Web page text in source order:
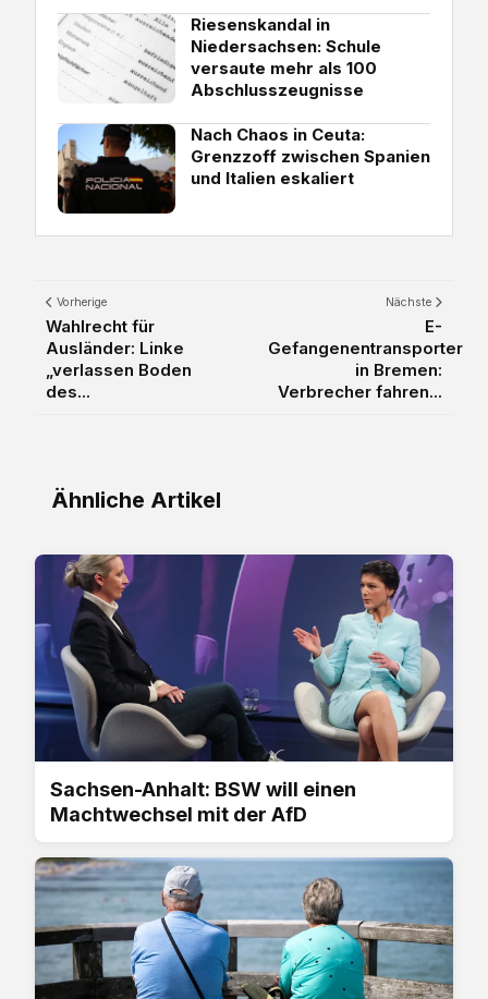
Riesenskandal in
Niedersachsen: Schule
versaute mehr als 100
Abschlusszeugnisse
Nach Chaos in Ceuta:
Grenzzoff zwischen Spanien
und Italien eskaliert
Vorherige
Wahlrecht für
Ausländer: Linke
„verlassen Boden
des...
Nächste
E-
Gefangenentransporter
in Bremen:
Verbrecher fahren...
Ähnliche Artikel
Sachsen-Anhalt: BSW will einen
Machtwechsel mit der AfD